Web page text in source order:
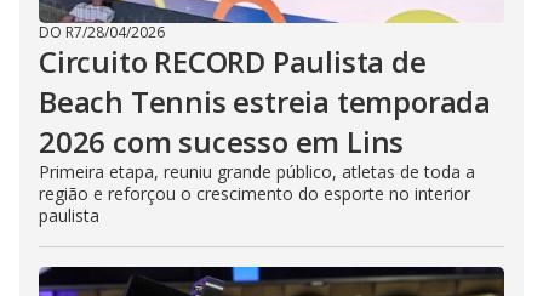
DO R7/28/04/2026
Circuito RECORD Paulista de
Beach Tennis estreia temporada
2026 com sucesso em Lins
Primeira etapa, reuniu grande público, atletas de toda a
região e reforçou o crescimento do esporte no interior
paulista